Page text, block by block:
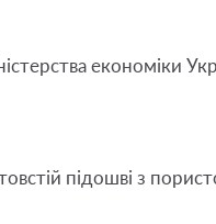
економіки
підошві з